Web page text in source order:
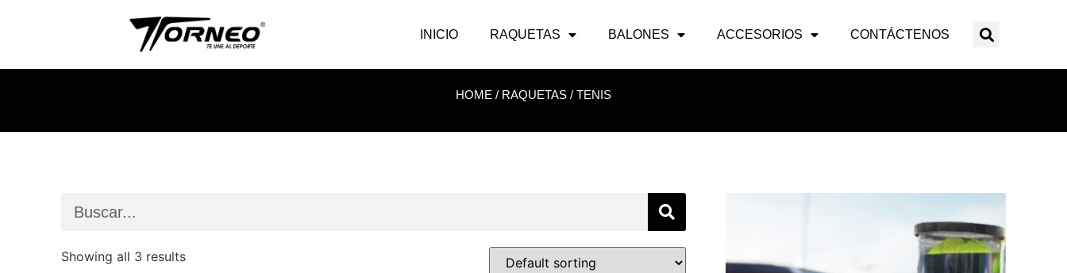
INICIO RAQUETAS BALONES ACCESORIOS CONTÁCTENOS
HOME / RAQUETAS / TENIS
Showing all 3 results